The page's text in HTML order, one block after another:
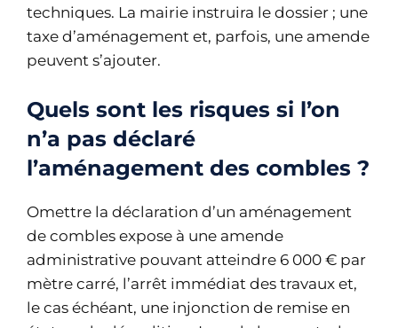
techniques. La mairie instruira le dossier ; une
taxe d’aménagement et, parfois, une amende
peuvent s’ajouter.
Quels sont les risques si l’on
n’a pas déclaré
l’aménagement des combles ?
Omettre la déclaration d’un aménagement
de combles expose à une amende
administrative pouvant atteindre 6 000 € par
mètre carré, l’arrêt immédiat des travaux et,
le cas échéant, une injonction de remise en